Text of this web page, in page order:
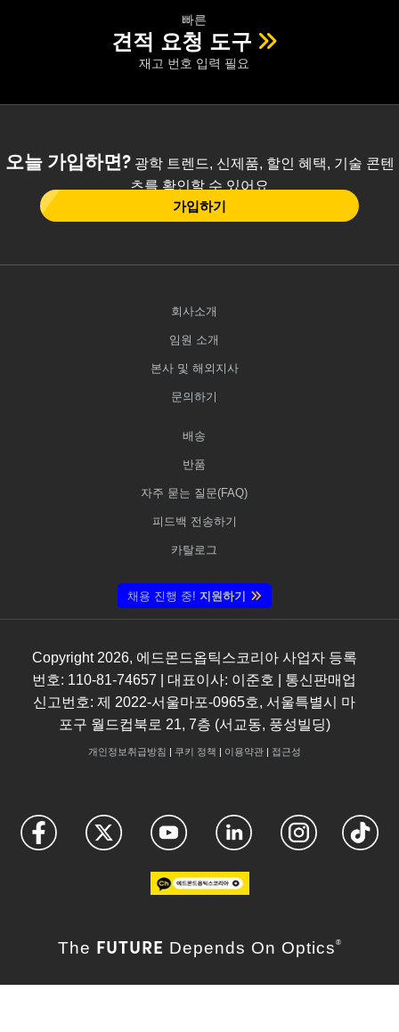
빠른
견적 요청 도구
재고 번호 입력 필요
오늘 가입하면?광학 트렌드, 신제품, 할인 혜택, 기술 콘텐
츠를 확인할 수 있어요
가입하기
회사소개
임원 소개
본사 및 해외지사
문의하기
배송
반품
자주 묻는 질문(FAQ)
피드백 전송하기
카탈로그
채용 진행 중! 지원하기
Copyright 2026, 에드몬드옵틱스코리아 사업자 등록
번호: 110-81-74657 | 대표이사: 이준호 | 통신판매업
신고번호: 제 2022-서울마포-0965호, 서울특별시 마
포구 월드컵북로 21, 7층 (서교동, 풍성빌딩)
개인정보취급방침 | 쿠키 정책 | 이용약관| 접근성
The FUTURE Depends On Optics ®